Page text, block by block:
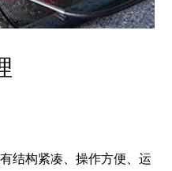
结构紧凑、操作方便、运